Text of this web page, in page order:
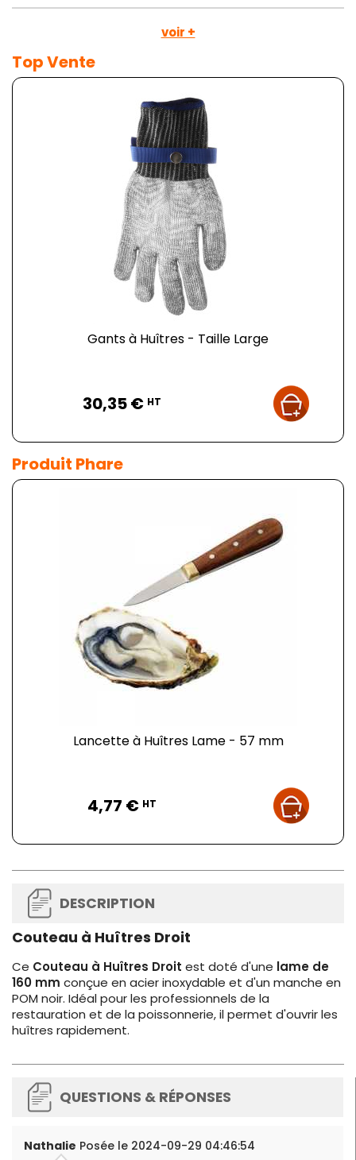
voir +
Top Vente
Gants à Huîtres - Taille Large
30,35 € HT
Produit Phare
Lancette à Huîtres Lame - 57 mm
4,77 € HT
DESCRIPTION
Couteau à Huîtres Droit
Ce Couteau à Huîtres Droit est doté d'une lame de
160 mm conçue en acier inoxydable et d'un manche en
POM noir. Idéal pour les professionnels de la
restauration et de la poissonnerie, il permet d'ouvrir les
huîtres rapidement.
QUESTIONS & RÉPONSES
Nathalie Posée le 2024-09-29 04:46:54